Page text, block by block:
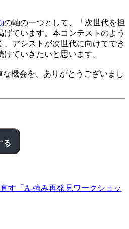
の軸の一つとして、「次世代を担
げています。本コンテストのよう
、アシストが次世代に向けてでき
ていきたいと思います。
機会を、ありがとうございまし
る
す「A-強み再発見ワークショッ